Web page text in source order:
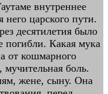
внутреннее
него царского пути.
десятилетия было
погибли. Какая мука
от кошмарного
боль.
жене, сыну. Она